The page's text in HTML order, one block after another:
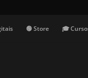
🟢 Store 🎓